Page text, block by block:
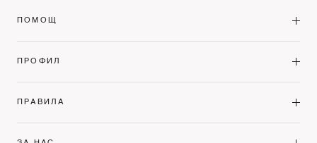
ПОМОЩ
ПРОФИЛ
ПРАВИЛА